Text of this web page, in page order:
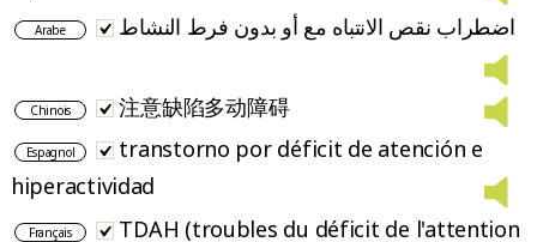
Arabe اضطراب نقص الانتباه مع أو بدون فرط النشاط
Chinois 注意缺陷多动障碍
Espagnol
transtorno por déficit de atención e
hiperactividad
Français
TDAH (troubles du déficit de l'attention